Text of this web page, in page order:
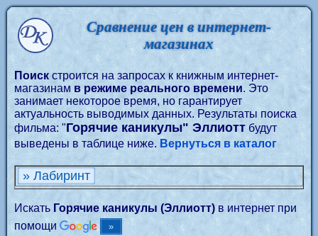
Сравнение цен в интернет-
магазинах
Поиск строится на запросах к книжным интернет-
магазинам в режиме реального времени. Это
занимает некоторое время, но гарантирует
актуальность выводимых данных. Результаты поиска
фильма: "Горячие каникулы" Эллиоттбудут
выведены в таблице ниже. Вернуться в каталог
» Лабиринт
Искать Горячие каникулы (Эллиотт)в интернет при
помощи